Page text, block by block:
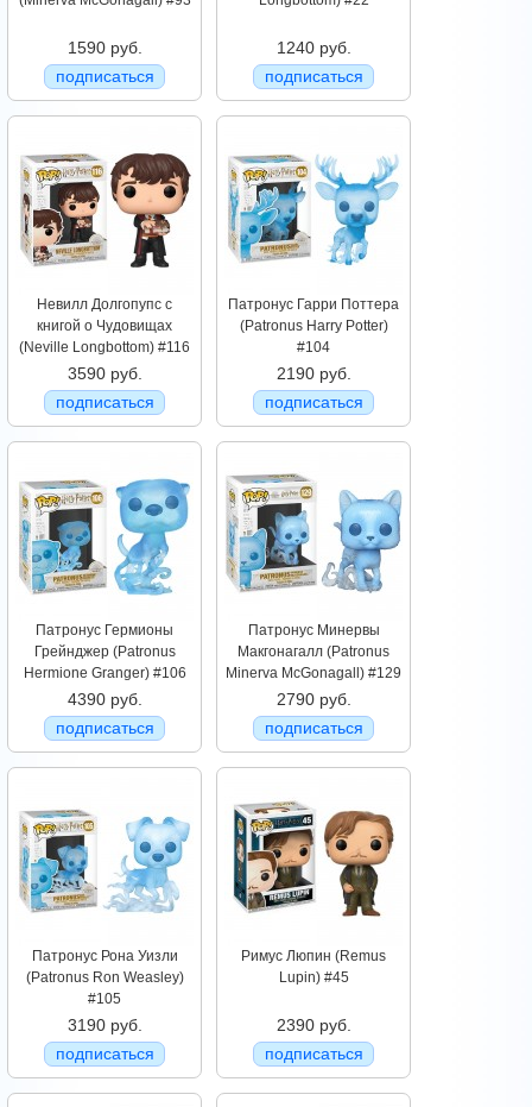
1590 руб.
подписаться
1240 руб.
подписаться
Невилл Долгопупс с
книгой о Чудовищах
(Neville Longbottom) #116
3590 руб.
подписаться
Патронус Гарри Поттера
(Patronus Harry Potter)
#104
2190 руб.
подписаться
Патронус Гермионы
Грейнджер (Patronus
Hermione Granger) #106
4390 руб.
подписаться
Патронус Минервы
Макгонагалл (Patronus
Minerva McGonagall) #129
2790 руб.
подписаться
Патронус Рона Уизли
(Patronus Ron Weasley)
#105
3190 руб.
подписаться
Римус Люпин (Remus
Lupin) #45
2390 руб.
подписаться